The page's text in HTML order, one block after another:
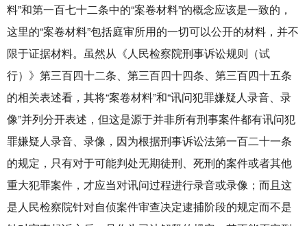
料”和第一百七十二条中的“案卷材料”的概念应该是一致的，
这里的“案卷材料”包括庭审所用的一切可以公开的材料，并不
限于证据材料。虽然从《人民检察院刑事诉讼规则（试
行）》第三百四十二条、第三百四十四条、第三百四十五条
的相关表述看，其将“案卷材料”和“讯问犯罪嫌疑人录音、录
像”并列分开表述，但这是源于并非所有刑事案件都有讯问犯
罪嫌疑人录音、录像，因为根据刑事诉讼法第一百二十一条
的规定，只有对于可能判处无期徒刑、死刑的案件或者其他
重大犯罪案件，才应当对讯问过程进行录音或录像；而且这
是人民检察院针对自侦案件审查决定逮捕阶段的规定而不是